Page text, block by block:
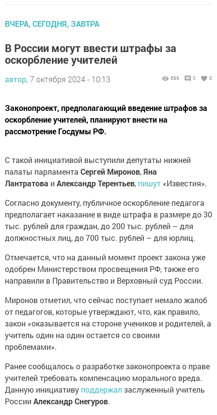
ВЧЕРА, СЕГОДНЯ, ЗАВТРА
В России могут ввести штрафы за
оскорбление учителей
автор, 7 октября 2024 - 10:13 589 0 0
Законопроект, предполагающий введение штрафов за
оскорбление учителей, планируют внести на
рассмотрение Госдумы РФ.
С такой инициативой выступили депутаты нижней
палаты парламента Сергей Миронов,Яна
Лантратова и Александр Терентьев, пишут «Известия».
Согласно документу, публичное оскорбление педагога
предполагает наказание в виде штрафа в размере до 30
тыс. рублей для граждан, до 200 тыс. рублей – для
должностных лиц, до 700 тыс. рублей – для юрлиц.
Отмечается, что на данный момент проект закона уже
одобрен Министерством просвещения РФ, также его
направили в Правительство и Верховный суд России.
Миронов отметил, что сейчас поступает немало жалоб
от педагогов, которые утверждают, что, как правило,
закон «оказывается на стороне учеников и родителей, а
учитель один на один остается со своими
проблемами».
Ранее сообщалось о разработке законопроекта о праве
учителей требовать компенсацию морального вреда.
Данную инициативу поддержал заслуженный учитель
России Александр Снегуров.